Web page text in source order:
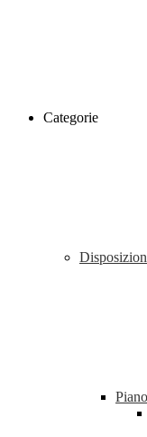
Categorie